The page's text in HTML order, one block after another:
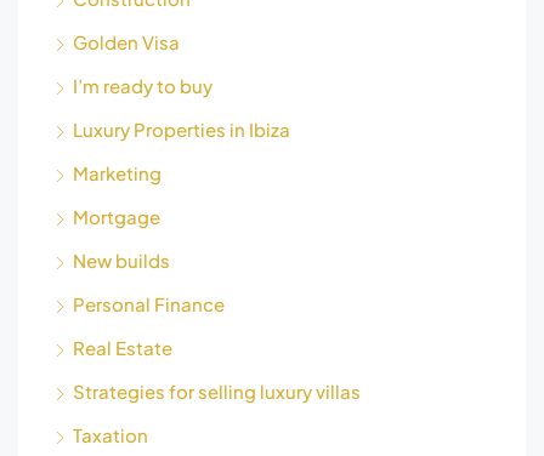
Golden Visa
I’m ready to buy
Luxury Properties in Ibiza
Marketing
Mortgage
New builds
Personal Finance
Real Estate
Strategies for selling luxury villas
Taxation